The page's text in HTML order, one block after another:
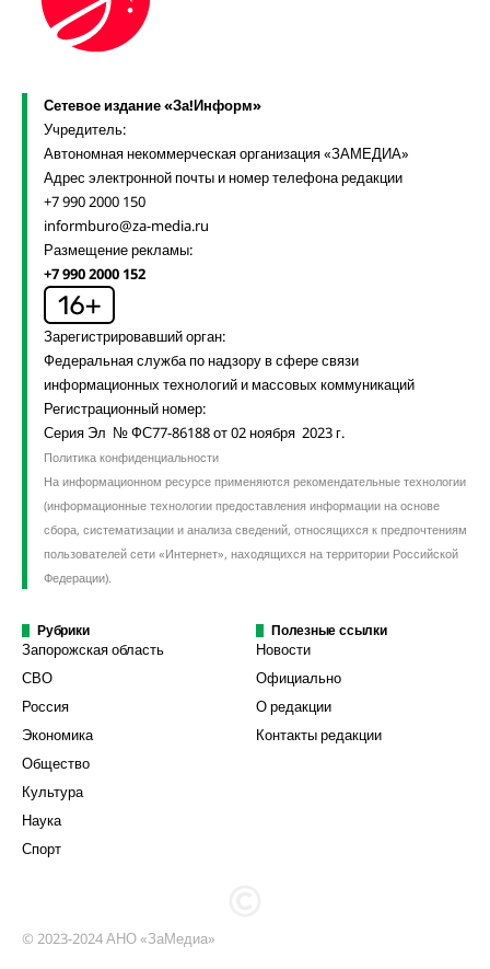
Сетевое издание «За!Информ»
Учредитель:
Автономная некоммерческая организация «ЗАМЕДИА»
Адрес электронной почты и номер телефона редакции
+7 990 2000 150
informburo@za-media.ru
Размещение рекламы:
+7 990 2000 152
Зарегистрировавший орган:
Федеральная служба по надзору в сфере связи
информационных технологий и массовых коммуникаций
Регистрационный номер:
Серия Эл № ФС77-86188 от 02 ноября 2023 г.
Политика конфиденциальности
На информационном ресурсе применяются рекомендательные технологии
(информационные технологии предоставления информации на основе
сбора, систематизации и анализа сведений, относящихся к предпочтениям
пользователей сети «Интернет», находящихся на территории Российской
Федерации).
Рубрики
Запорожская область
СВО
Россия
Экономика
Общество
Культура
Наука
Спорт
Полезные ссылки
Новости
Официально
О редакции
Контакты редакции
© 2023-2024 АНО «ЗаМедиа»